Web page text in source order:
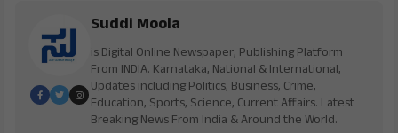
Suddi Moola
is Digital Online Newspaper, Publishing Platform
From INDIA. Karnataka, National & International,
Updates including Politics, Business, Crime,
Education, Sports, Science, Current Affairs. Latest
Breaking News From India & Around the World.